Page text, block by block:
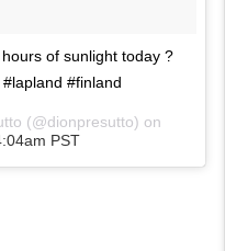
of sunlight today ?
#finland
(@dionpresutto) on
PST